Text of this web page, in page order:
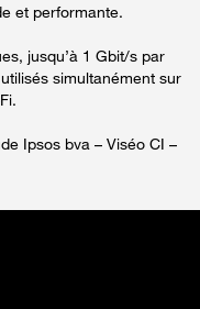
et performante.
jusqu’à 1 Gbit/s par
simultanément sur
Ipsos bva – Viséo CI –